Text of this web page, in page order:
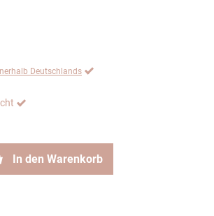
Deutschlands
In den Warenkorb